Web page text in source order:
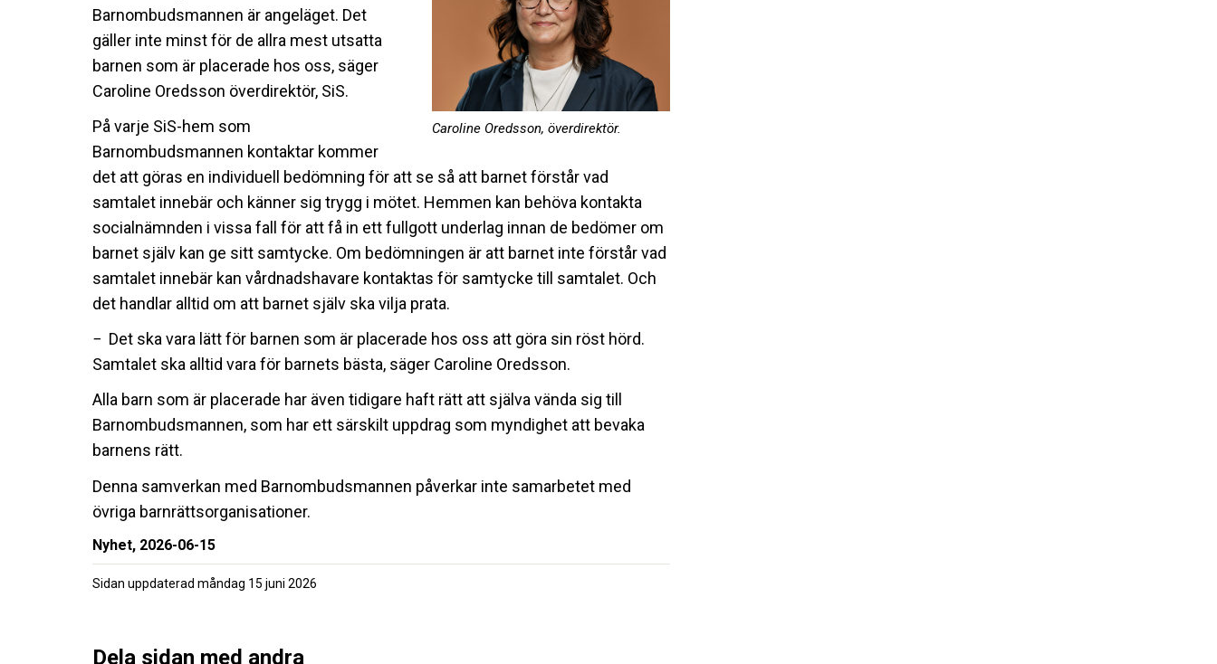
Caroline Oredsson, överdirektör.
Barnombudsmannen är angeläget. Det
gäller inte minst för de allra mest utsatta
barnen som är placerade hos oss, säger
Caroline Oredsson överdirektör, SiS.
På varje SiS-hem som
Barnombudsmannen kontaktar kommer
det att göras en individuell bedömning för att se så att barnet förstår vad
samtalet innebär och känner sig trygg i mötet. Hemmen kan behöva kontakta
socialnämnden i vissa fall för att få in ett fullgott underlag innan de bedömer om
barnet själv kan ge sitt samtycke. Om bedömningen är att barnet inte förstår vad
samtalet innebär kan vårdnadshavare kontaktas för samtycke till samtalet. Och
det handlar alltid om att barnet själv ska vilja prata.
− Det ska vara lätt för barnen som är placerade hos oss att göra sin röst hörd.
Samtalet ska alltid vara för barnets bästa, säger Caroline Oredsson.
Alla barn som är placerade har även tidigare haft rätt att själva vända sig till
Barnombudsmannen, som har ett särskilt uppdrag som myndighet att bevaka
barnens rätt.
Denna samverkan med Barnombudsmannen påverkar inte samarbetet med
övriga barnrättsorganisationer.
Nyhet, 2026-06-15
Sidan uppdaterad måndag 15 juni 2026
Dela sidan med andra